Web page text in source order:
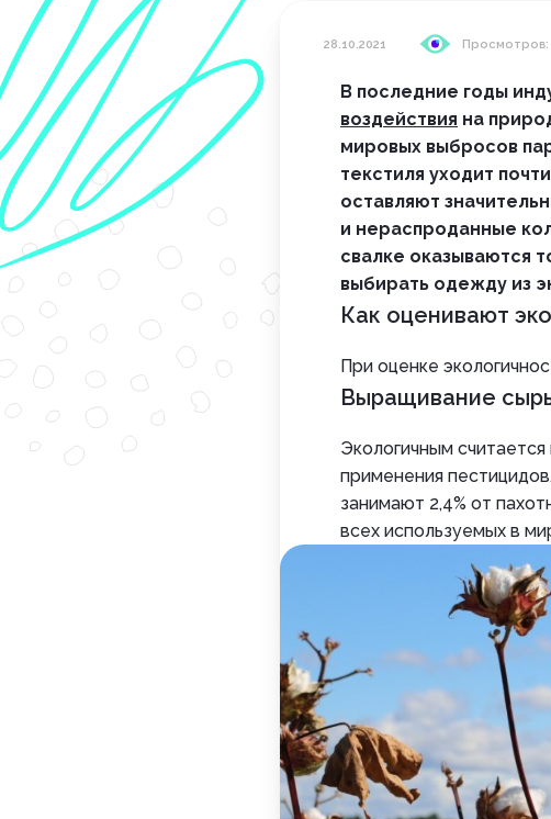
28.10.2021 Просмотров:
В последние годы
воздействия на
мировых выбросов
текстиля уходит
оставляют
и нераспроданные
свалке оказываются
выбирать одежду из
Как оценивают
При оценке
Выращивание
Экологичным
применения
занимают 2,4% от
всех используемых в